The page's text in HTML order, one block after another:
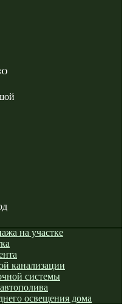
на участке
канализации
системы
освещения дома